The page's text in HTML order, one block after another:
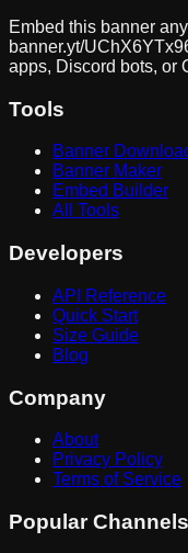
Embed this banner
banner.yt/
apps, Discord bots, or
Tools
Banner
Banner Maker
Embed Builder
All Tools
Developers
API Reference
Quick Start
Size Guide
Blog
Company
About
Privacy Policy
Terms of Service
Popular Channels